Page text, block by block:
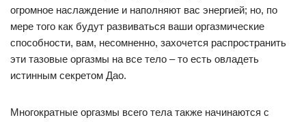
огромное наслаждение и наполняют вас энергией; но, по
мере того как будут развиваться ваши оргазмические
способности, вам, несомненно, захочется распространить
эти тазовые оргазмы на все тело – то есть овладеть
истинным секретом Дао.
Многократные оргазмы всего тела также начинаются с